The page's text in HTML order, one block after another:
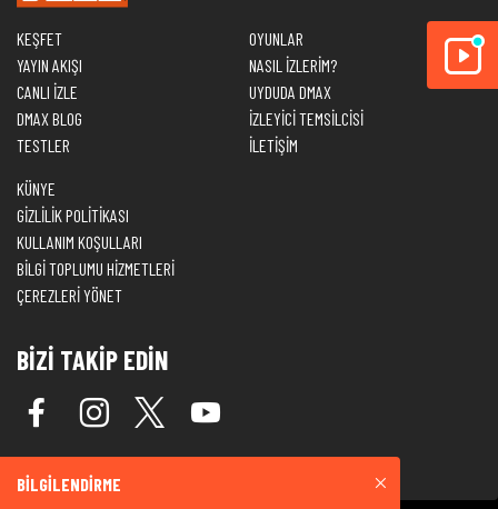
KEŞFET
YAYIN AKIŞI
CANLI İZLE
DMAX BLOG
TESTLER
OYUNLAR
NASIL İZLERİM?
UYDUDA DMAX
İZLEYİCİ TEMSİLCİSİ
İLETİŞİM
KÜNYE
GİZLİLİK POLİTİKASI
KULLANIM KOŞULLARI
BİLGİ TOPLUMU HİZMETLERİ
ÇEREZLERİ YÖNET
BİZİ TAKİP EDİN
BİLGİLENDİRME